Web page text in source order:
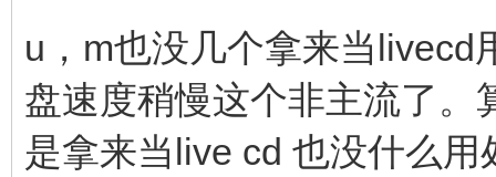
u，m也没几个拿来当livecd
盘速度稍慢这个非主流了。
是拿来当live cd 也没什么